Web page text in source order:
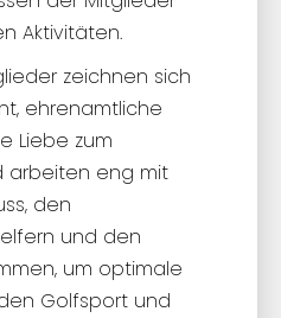
Aktivitäten.
zeichnen sich
ehrenamtliche
Liebe zum
arbeiten eng mit
den
und den
um optimale
Golfsport und